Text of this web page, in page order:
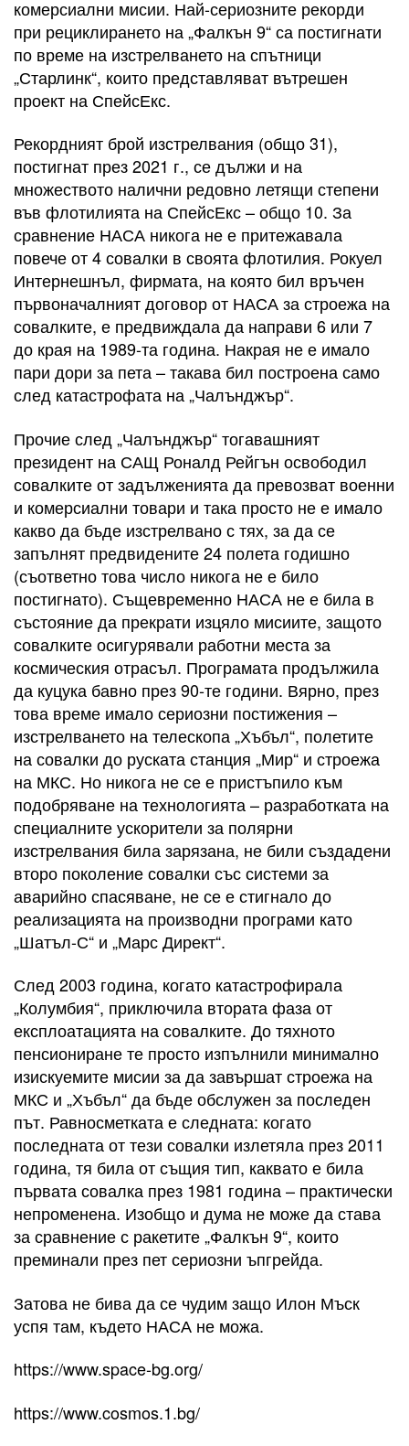
комерсиални мисии. Най-сериозните рекорди
при рециклирането на „Фалкън 9“ са постигнати
по време на изстрелването на спътници
„Старлинк“, които представляват вътрешен
проект на СпейсЕкс.
Рекордният брой изстрелвания (общо 31),
постигнат през 2021 г., се дължи и на
множеството налични редовно летящи степени
във флотилията на СпейсЕкс – общо 10. За
сравнение НАСА никога не е притежавала
повече от 4 совалки в своята флотилия. Рокуел
Интернешнъл, фирмата, на която бил връчен
първоначалният договор от НАСА за строежа на
совалките, е предвиждала да направи 6 или 7
до края на 1989-та година. Накрая не е имало
пари дори за пета – такава бил построена само
след катастрофата на „Чалънджър“.
Прочие след „Чалънджър“ тогавашният
президент на САЩ Роналд Рейгън освободил
совалките от задълженията да превозват военни
и комерсиални товари и така просто не е имало
какво да бъде изстрелвано с тях, за да се
запълнят предвидените 24 полета годишно
(съответно това число никога не е било
постигнато). Същевременно НАСА не е била в
състояние да прекрати изцяло мисиите, защото
совалките осигурявали работни места за
космическия отрасъл. Програмата продължила
да куцука бавно през 90-те години. Вярно, през
това време имало сериозни постижения –
изстрелването на телескопа „Хъбъл“, полетите
на совалки до руската станция „Мир“ и строежа
на МКС. Но никога не се е пристъпило към
подобряване на технологията – разработката на
специалните ускорители за полярни
изстрелвания била зарязана, не били създадени
второ поколение совалки със системи за
аварийно спасяване, не се е стигнало до
реализацията на производни програми като
„Шатъл-С“ и „Марс Директ“.
След 2003 година, когато катастрофирала
„Колумбия“, приключила втората фаза от
експлоатацията на совалките. До тяхното
пенсиониране те просто изпълнили минимално
изискуемите мисии за да завършат строежа на
МКС и „Хъбъл“ да бъде обслужен за последен
път. Равносметката е следната: когато
последната от тези совалки излетяла през 2011
година, тя била от същия тип, каквато е била
първата совалка през 1981 година – практически
непроменена. Изобщо и дума не може да става
за сравнение с ракетите „Фалкън 9“, които
преминали през пет сериозни ъпгрейда.
Затова не бива да се чудим защо Илон Мъск
успя там, където НАСА не можа.
https://www.space-bg.org/
https://www.cosmos.1.bg/